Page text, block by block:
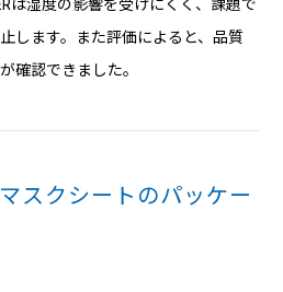
は湿度の影響を受けにくく、課題で
します。また評価によると、品質
確認できました。
スクシートのパッケー